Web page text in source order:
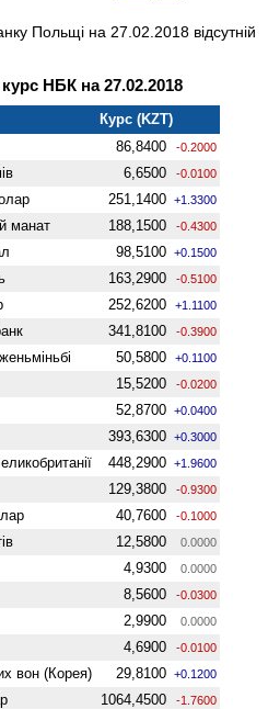
Польщі на 27.02.2018 відсутній
НБК на 27.02.2018
Курс (KZT)
86,8400 -0.2000
6,6500 -0.0100
251,1400 +1.3300
манат 188,1500 -0.4300
98,5100 +0.1500
163,2900 -0.5100
252,6200 +1.1100
341,8100 -0.3900
50,5800 +0.1100
15,5200 -0.0200
52,8700 +0.0400
393,6300 +0.3000
448,2900 +1.9600
129,3800 -0.9300
40,7600 -0.1000
12,5800 0.0000
4,9300 0.0000
8,5600 -0.0300
2,9900 0.0000
4,6900 -0.0100
вон (Корея) 29,8100 +0.1200
1064,4500 -1.7600